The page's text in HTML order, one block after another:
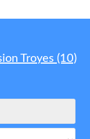
Troyes (10)